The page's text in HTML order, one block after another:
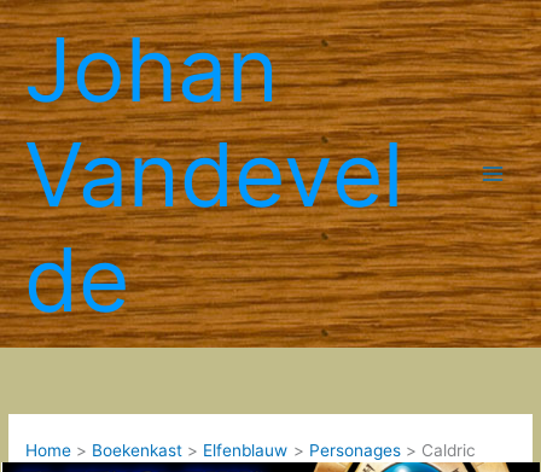
Spring
naar
de
inhoudJohan
Vandevel
de
Home Boekenkast Elfenblauw Personages Caldric